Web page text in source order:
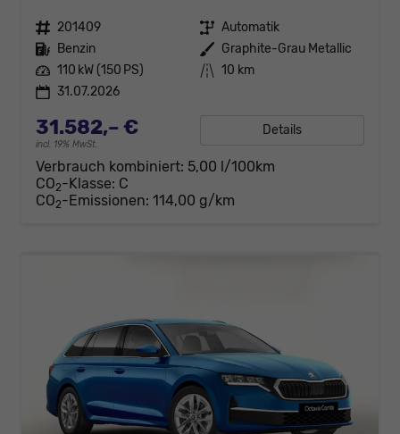
Fahrzeugnr. 201409 Getriebe Automatik
Kraftstoff Benzin Außenfarbe Graphite-Grau Metallic
Leistung 110 kW (150 PS) Kilometerstand 10 km
31.07.2026
31.582,– €
incl. 19% MwSt.
Details
Verbrauch kombiniert: 5,00 l/100km
CO2-Klasse: C
CO2-Emissionen: 114,00 g/km